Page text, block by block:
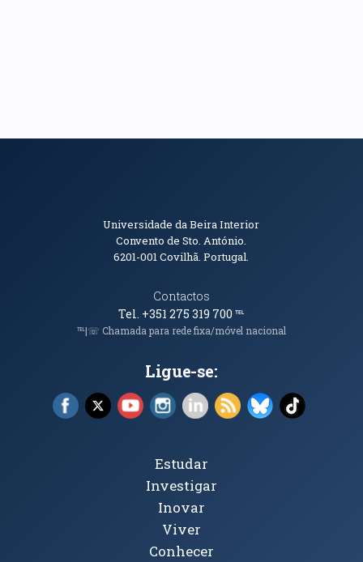
Informações de Contacto
Universidade da Beira Interior
Convento de Sto. António.
6201-001Covilhã. Portugal.
Contactos
Tel. +351 275 319 700℡
℡|☏ Chamada para rede fixa/móvel nacional
Ligue-se:
Facebook (abre em nova janela)
X (abre em nova janela)
YouTube (abre em nova janela)
Instagram (abre em nova janela)
LinkedIn (abre em nova
RSS (abre em nova
Bluesky (abre
TikTok
Tópicos Principais
Estudar
Investigar
Inovar
Viver
Conhecer